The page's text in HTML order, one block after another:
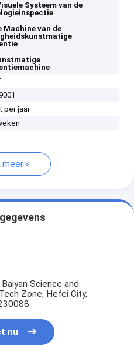
Systeem van de
Machine van de
per jaar
meer
Science and
Zone, Hefei City,
nu